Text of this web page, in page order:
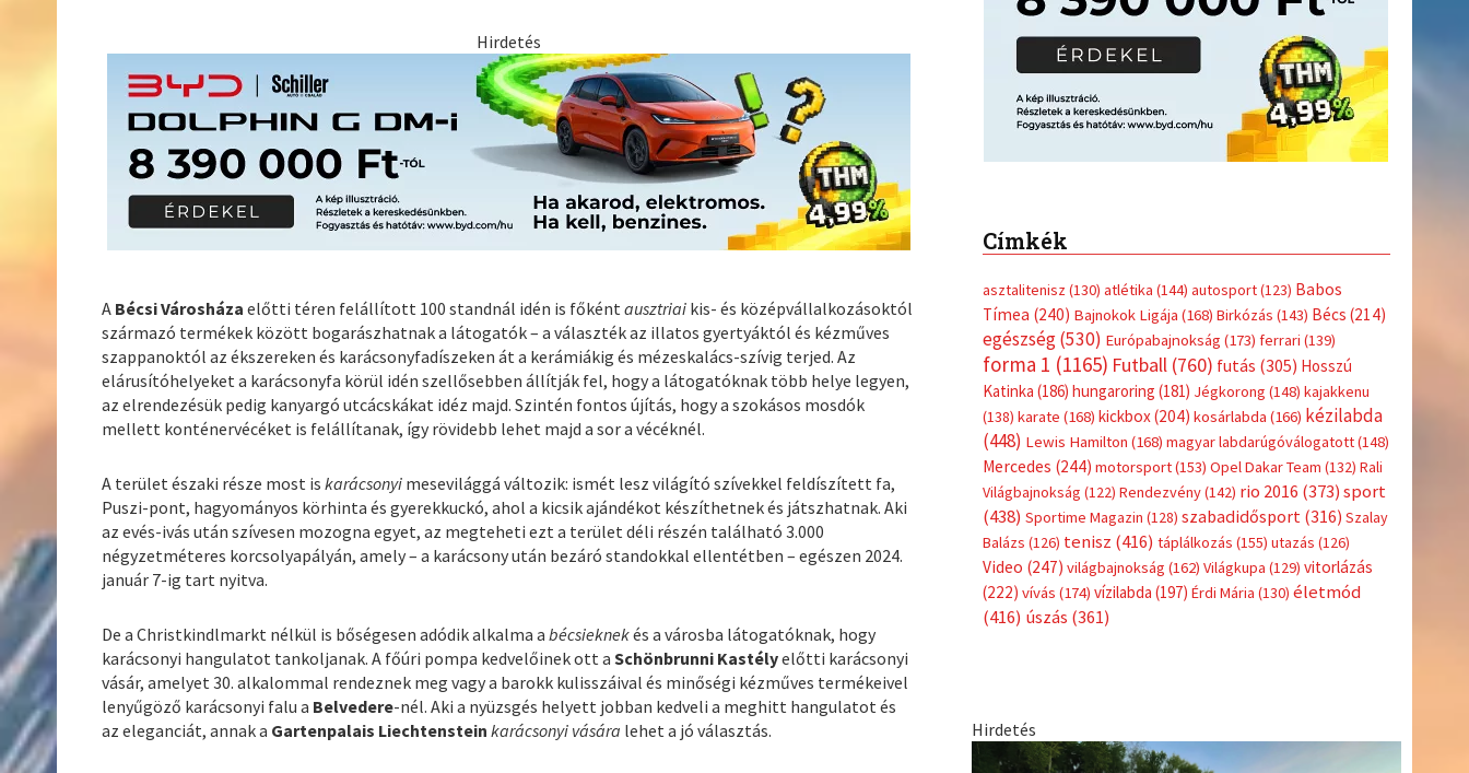
Hirdetés
A Bécsi Városházaelőtti téren felállított 100 standnál idén is főkéntausztriai kis- és középvállalkozásoktól
származó termékek között bogarászhatnak a látogatók – a választék az illatos gyertyáktól és kézműves
szappanoktól az ékszereken és karácsonyfadíszeken át a kerámiákig és mézeskalács-szívig terjed. Az
elárusítóhelyeket a karácsonyfa körül idén szellősebben állítják fel, hogy a látogatóknak több helye legyen,
az elrendezésük pedig kanyargó utcácskákat idéz majd. Szintén fontos újítás, hogy a szokásos mosdók
mellett konténervécéket is felállítanak, így rövidebb lehet majd a sor a vécéknél.
A terület északi része most iskarácsonyi mesevilággá változik: ismét lesz világító szívekkel feldíszített fa,
Puszi-pont, hagyományos körhinta és gyerekkuckó, ahol a kicsik ajándékot készíthetnek és játszhatnak. Aki
az evés-ivás után szívesen mozogna egyet, az megteheti ezt a terület déli részén található 3.000
négyzetméteres korcsolyapályán, amely – a karácsony után bezáró standokkal ellentétben – egészen 2024.
január 7-ig tart nyitva.
De a Christkindlmarkt nélkül is bőségesen adódik alkalma abécsieknekés a városba látogatóknak, hogy
karácsonyi hangulatot tankoljanak. A főúri pompa kedvelőinek ott aSchönbrunni Kastélyelőtti karácsonyi
vásár, amelyet 30. alkalommal rendeznek meg vagy a barokk kulisszáival és minőségi kézműves termékeivel
lenyűgöző karácsonyi falu a Belvedere-nél. Aki a nyüzsgés helyett jobban kedveli a meghitt hangulatot és
az eleganciát, annak a Gartenpalais Liechtenstein karácsonyi vására lehet a jó választás.
Címkék
asztalitenisz (130) atlétika (144) autosport(123) Babos
Tímea (240) Bajnokok Ligája (168) Birkózás (143) Bécs (214)
egészség(530) Európabajnokság (173) ferrari (139)
forma 1 (1165) Futball(760) futás (305) Hosszú
Katinka (186) hungaroring (181) Jégkorong (148) kajakkenu
(138) karate (168) kickbox(204) kosárlabda (166) kézilabda
(448) Lewis Hamilton (168) magyar labdarúgóválogatott(148)
Mercedes (244) motorsport(153) Opel Dakar Team (132) Rali
Világbajnokság (122) Rendezvény(142) rio 2016 (373) sport
(438) Sportime Magazin (128) szabadidősport (316) Szalay
Balázs (126) tenisz (416) táplálkozás (155) utazás (126)
Video (247) világbajnokság (162) Világkupa (129) vitorlázás
(222) vívás (174) vízilabda (197) Érdi Mária (130) életmód
(416) úszás (361)
Hirdetés